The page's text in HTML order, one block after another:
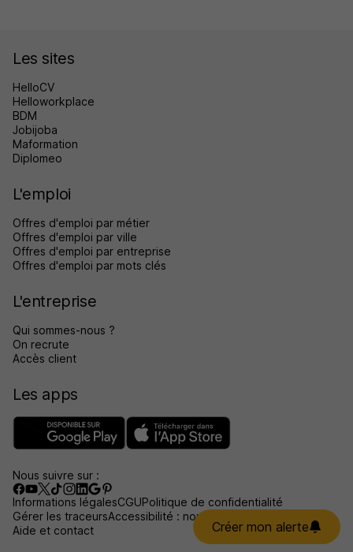
Créer mon alerte
Les sites
HelloCV
Helloworkplace
BDM
Jobijoba
Maformation
Diplomeo
L'emploi
Offres d'emploi par métier
Offres d'emploi par ville
Offres d'emploi par entreprise
Offres d'emploi par mots clés
L'entreprise
Qui sommes-nous ?
On recrute
Accès client
Les apps
Nous suivre sur :
Informations légalesCGUPolitique de confidentialité
Gérer les traceursAccessibilité : non conforme
Aide et contact